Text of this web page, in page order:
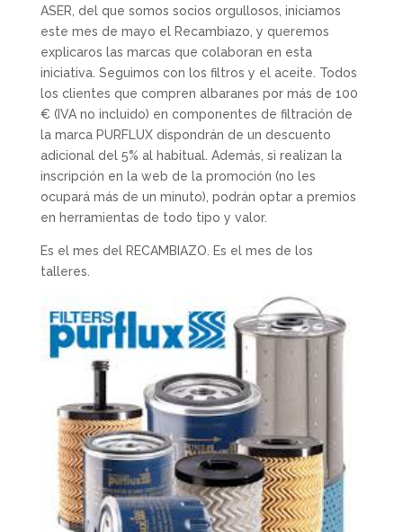
ASER, del que somos socios orgullosos, iniciamos
este mes de mayo el Recambiazo, y queremos
explicaros las marcas que colaboran en esta
iniciativa. Seguimos con los filtros y el aceite. Todos
los clientes que compren albaranes por más de 100
€ (IVA no incluido) en componentes de filtración de
la marca PURFLUX dispondrán de un descuento
adicional del 5% al habitual. Además, si realizan la
inscripción en la web de la promoción (no les
ocupará más de un minuto), podrán optar a premios
en herramientas de todo tipo y valor.
Es el mes del RECAMBIAZO. Es el mes de los
talleres.